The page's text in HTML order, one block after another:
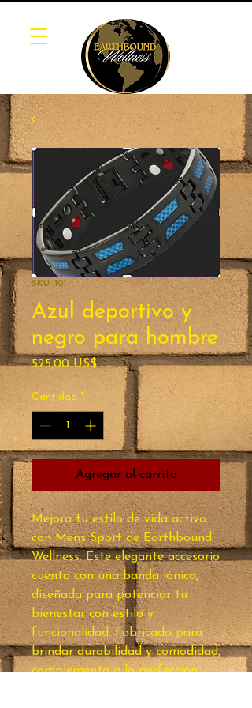
SKU: 101
Azul deportivo y
negro para hombre
525,00 US$Precio
Cantidad *
Agregar al carrito
Mejora tu estilo de vida activo
con Mens Sport de Earthbound
Wellness. Este elegante accesorio
cuenta con una banda iónica,
diseñada para potenciar tu
bienestar con estilo y
funcionalidad. Fabricado para
brindar durabilidad y comodidad,
complementa a la perfección